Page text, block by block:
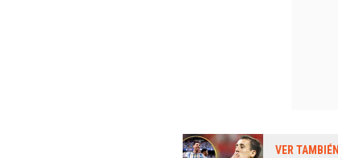
VER TAMBIÉN